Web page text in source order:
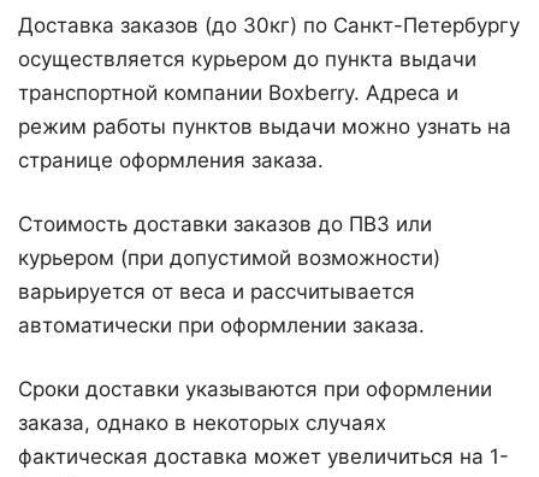
Доставка заказов (до 30кг) по Cанкт-Петербургу
осуществляется курьером до пункта выдачи
транспортной компании Boxberry. Адреса и
режим работы пунктов выдачи можно узнать на
странице оформления заказа.
Стоимость доставки заказов до ПВЗ или
курьером (при допустимой возможности)
варьируется от веса и рассчитывается
автоматически при оформлении заказа.
Сроки доставки указываются при оформлении
заказа, однако в некоторых случаях
фактическая доставка может увеличиться на 1-